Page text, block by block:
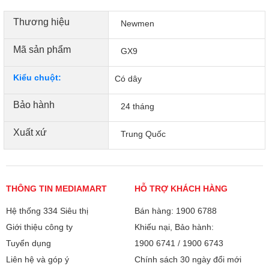
Chuột sử dụng switch chất lượng cao với độ bền lên đến
30 triệu lượt nhấn, đảm bảo khả năng hoạt động ổn định
Cảm giác click rõ ràng, độ nảy tốt giúp tăng độ chính xác
trong từng thao tác khi chơi game hoặc làm việc.
Dây Cáp Dài 1.8M Kết Nối Ổn Định
Newmen GX9 được trang bị dây cáp dài 1.8m giúp kết nối
linh hoạt và thoải mái hơn khi sử dụng trên nhiều không
gian bàn khác nhau.
Kết nối có dây giúp tín hiệu luôn ổn định, hạn chế độ trễ,
Thương hiệu Newmen
Mã sản phẩm GX9
Kiểu chuột: Có dây
Bảo hành 24 tháng
Xuất xứ Trung Quốc
THÔNG TIN MEDIAMART
Hệ thống 334 Siêu thị
Giới thiệu công ty
Tuyển dụng
Liên hệ và góp ý
HỖ TRỢ KHÁCH HÀNG
Bán hàng: 1900 6788
Khiếu nại, Bảo hành:
1900 6741 / 1900 6743
Chính sách 30 ngày đổi mới